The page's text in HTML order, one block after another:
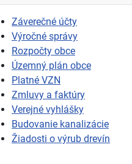
Záverečné účty
Výročné správy
Rozpočty obce
Územný plán obce
Platné VZN
Zmluvy a faktúry
Verejné vyhlášky
Budovanie kanalizácie
Žiadosti o výrub drevín